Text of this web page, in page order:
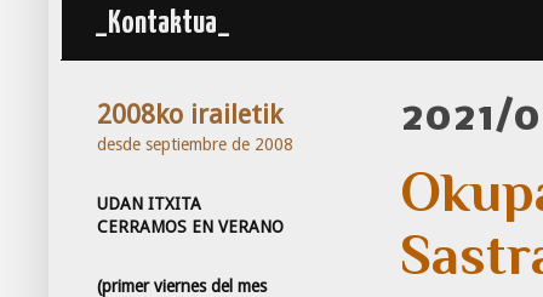
_Kontaktua_
2021/
2008ko irailetik
desde septiembre de 2008
UDAN ITXITA
CERRAMOS EN VERANO
(primer viernes del mes